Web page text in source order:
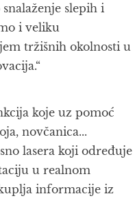
slepih i
i veliku
tržišnih okolnosti u
koje uz pomoć
novčanica...
lasera koji određuje
u realnom
informacije iz